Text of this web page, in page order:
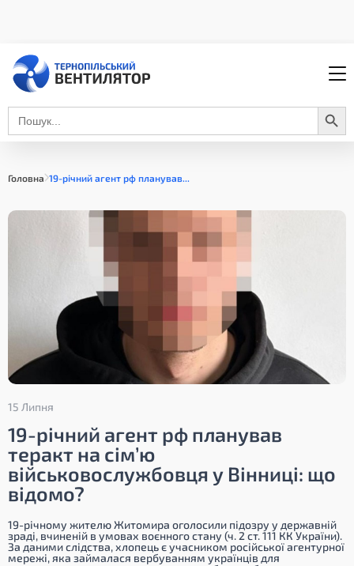
Search
for:
Search Button
Головна 19-річний агент рф планував...
15 Липня
19-річний агент рф планував
теракт на сім’ю
військовослужбовця у Вінниці: що
відомо?
19-річному жителю Житомира оголосили підозру у державній
зраді, вчиненій в умовах воєнного стану (ч. 2 ст. 111 КК України).
За даними слідства, хлопець є учасником російської агентурної
мережі, яка займалася вербуванням українців для